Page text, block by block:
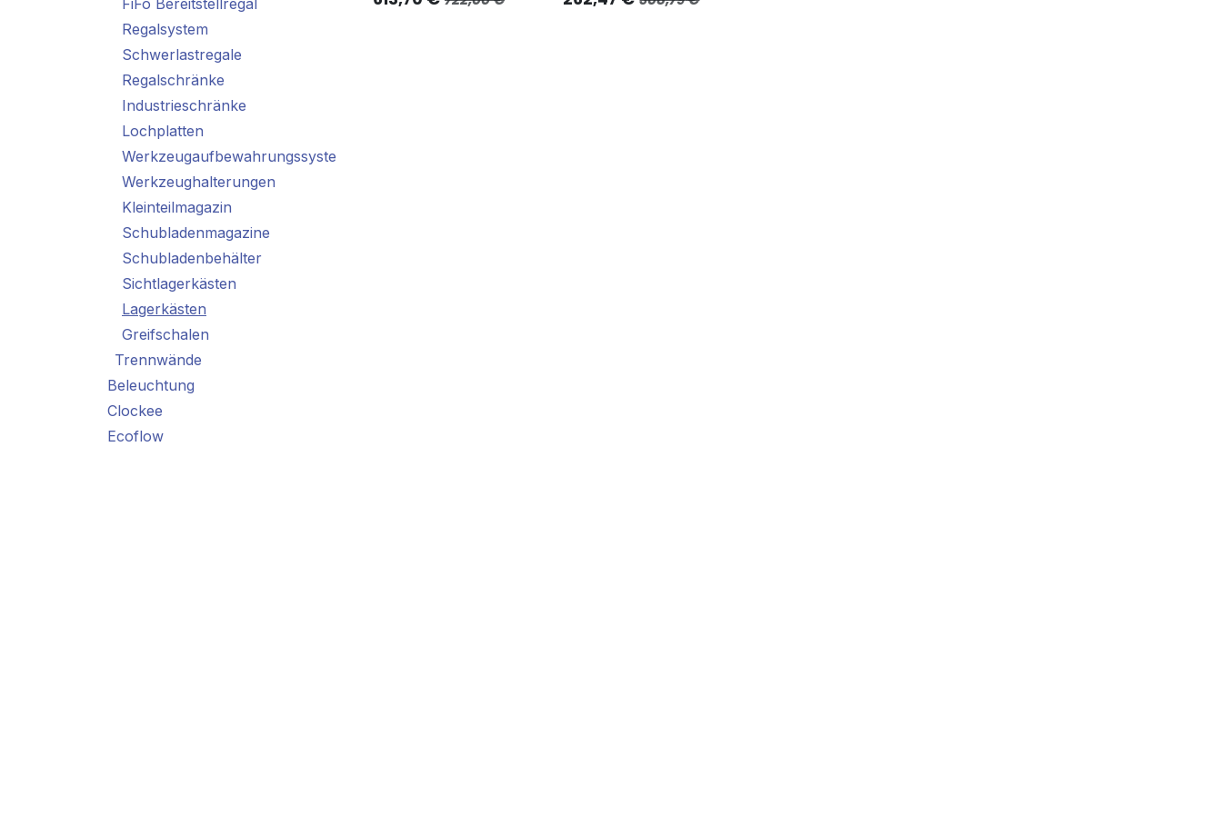
FiFo Bereitstellregal
Regalsystem
Schwerlastregale
Regalschränke
Industrieschränke
Lochplatten
Werkzeugaufbewahrungssystem
Werkzeughalterungen
Kleinteilmagazin
Schubladenmagazine
Schubladenbehälter
Sichtlagerkästen
Lagerkästen
Greifschalen
Trennwände
Beleuchtung
Clockee
Ecoflow